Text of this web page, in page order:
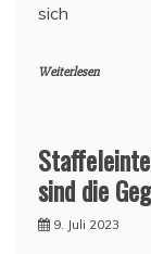
sich
Weiterlesen
sind die
9. Juli 2023